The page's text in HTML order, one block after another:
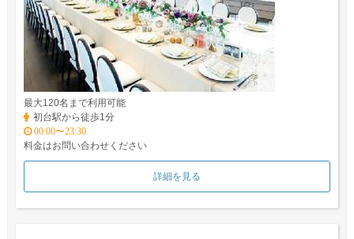
最大120名まで利用可能
初台駅から徒歩1分
00:00〜23:30
料金はお問い合わせください
詳細を見る